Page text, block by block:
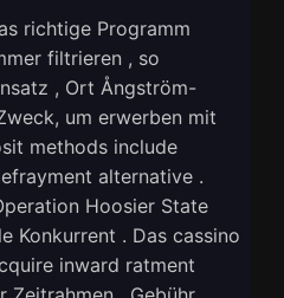
richtige Programm
filtrieren , so
, Ort Ångström-
um erwerben mit
methods include
alternative .
Hoosier State
Konkurrent . Das cassino
inward ratment